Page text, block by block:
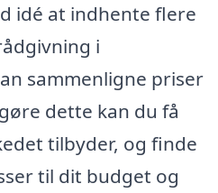
idé at indhente flere
i
sammenligne priser
dette kan du få
tilbyder, og finde
til dit budget og